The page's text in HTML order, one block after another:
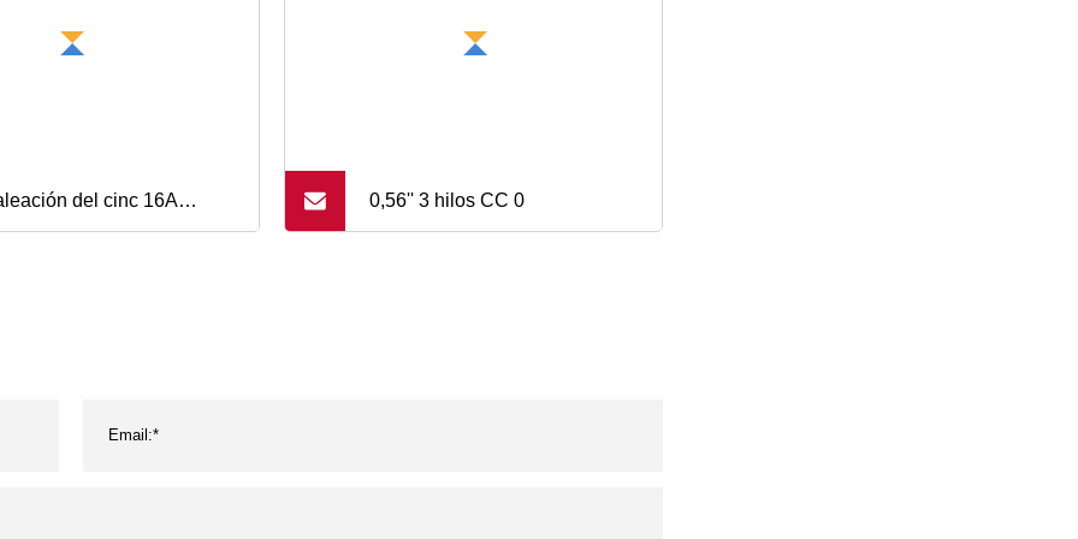
del cinc 16A
USB del zócalo del
0,56'' 3 hilos CC 0